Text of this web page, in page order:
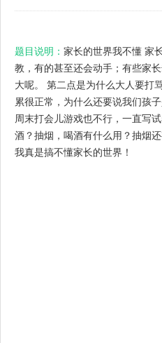
题目说明： 家长的世界我不懂 家
教，有的甚至还会动手；有些家
大呢。 第二点是为什么大人要打
累很正常，为什么还要说我们孩
周末打会儿游戏也不行，一直写
酒？抽烟，喝酒有什么用？抽烟
我真是搞不懂家长的世界！